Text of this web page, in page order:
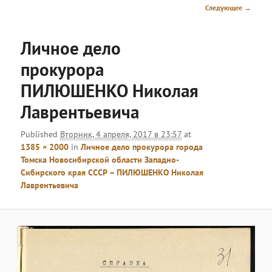
Навигация
Следующее →
Личное дело
прокурора
ПИЛЮШЕНКО Николая
Лаврентьевича
Published Вторник, 4 апреля, 2017 в 23:57 at
1385 × 2000 inЛичное дело прокурора города
Томска Новосибирской области Западно-
Сибирского края СССР – ПИЛЮШЕНКО Николая
Лаврентьевича